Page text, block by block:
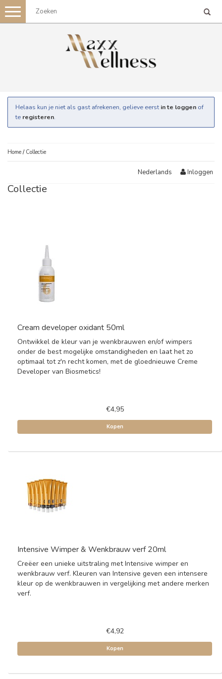
Toggle
navigation
Helaas kun je niet als gast afrekenen, gelieve eerst in te loggen of
te registeren.
Home / Collectie
Nederlands Inloggen
Collectie
Cream developer oxidant 50ml
Ontwikkel de kleur van je wenkbrauwen en/of wimpers
onder de best mogelijke omstandigheden en laat het zo
optimaal tot z'n recht komen, met de gloednieuwe Creme
Developer van Biosmetics!
€4,95
Kopen
Intensive Wimper & Wenkbrauw verf 20ml
Creëer een unieke uitstraling met Intensive wimper en
wenkbrauw verf. Kleuren van Intensive geven een intensere
kleur op de wenkbrauwen in vergelijking met andere merken
verf.
€4,92
Kopen